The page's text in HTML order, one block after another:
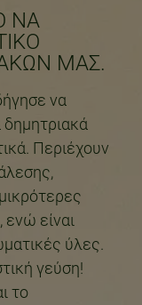
ΝΑ
ΜΑΣ.
να
Περιέχουν
είναι
ύλες.
γεύση!
το